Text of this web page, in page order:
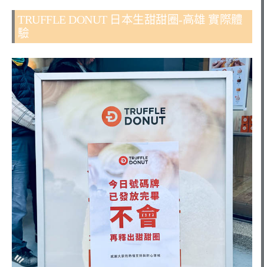
TRUFFLE DONUT 日本生甜甜圈-高雄 實際體
驗